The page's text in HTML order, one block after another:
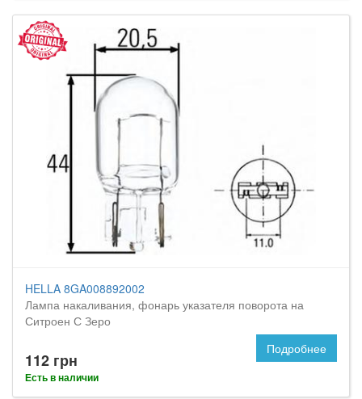
HELLA 8GA008892002
Лампа накаливания, фонарь указателя поворота на
Ситроен С Зеро
112 грн
Есть в наличии
Подробнее